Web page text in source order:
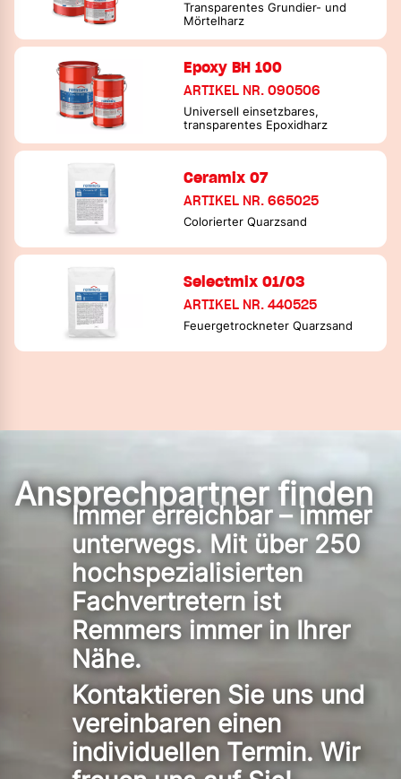
Transparentes Grundier- und
Mörtelharz
Epoxy BH 100
ARTIKEL NR. 090506
Universell einsetzbares,
transparentes Epoxidharz
Ceramix 07
ARTIKEL NR. 665025
Colorierter Quarzsand
Selectmix 01/03
ARTIKEL NR. 440525
Feuergetrockneter Quarzsand
Ansprechpartner finden
Immer erreichbar – immer
unterwegs. Mit über 250
hochspezialisierten
Fachvertretern ist
Remmers immer in Ihrer
Nähe.
Kontaktieren Sie uns und
vereinbaren einen
individuellen Termin. Wir